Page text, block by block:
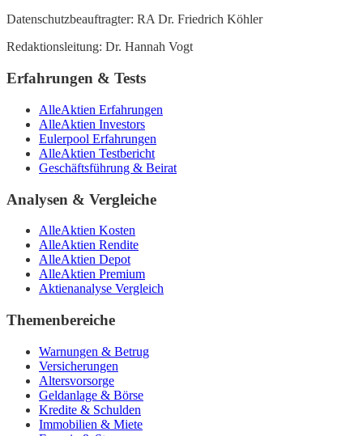
Datenschutzbeauftragter: RA Dr. Friedrich Köhler
Redaktionsleitung: Dr. Hannah Vogt
Erfahrungen & Tests
AlleAktien Erfahrungen
AlleAktien Investors
Eulerpool Erfahrungen
AlleAktien Testbericht
Geschäftsführung & Beirat
Analysen & Vergleiche
AlleAktien Kosten
AlleAktien Rendite
AlleAktien Depot
AlleAktien Premium
Aktienanalyse Vergleich
Themenbereiche
Warnungen & Betrug
Versicherungen
Altersvorsorge
Geldanlage & Börse
Kredite & Schulden
Immobilien & Miete